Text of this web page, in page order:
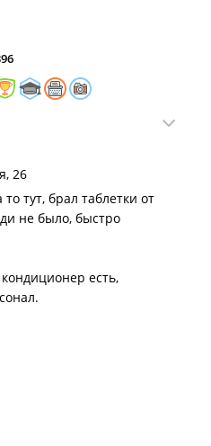
26
то тут, брал таблетки от
не было, быстро
есть,